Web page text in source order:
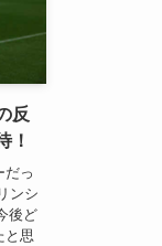
反
！
だっ
ンシ
後ど
と思